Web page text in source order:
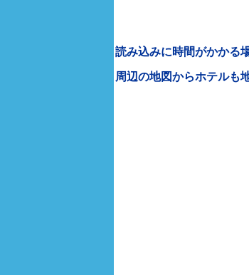
読み込みに時間がかかる
周辺の地図からホテルも